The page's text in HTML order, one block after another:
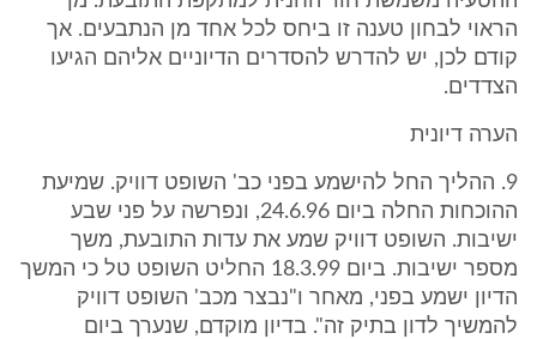
הראוי לבחון טענה זו ביחס לכל אחד מן הנתבעים. אך
קודם לכן, יש להדרש להסדרים הדיוניים אליהם הגיעו
הצדדים.
הערה דיונית
9. ההליך החל להישמע בפני כב' השופט דוויק. שמיעת
ההוכחות החלה ביום 24.6.96, ונפרשה על פני שבע
ישיבות. השופט דוויק שמע את עדות התובעת, משך
מספר ישיבות. ביום 18.3.99 החליט השופט טל כי המשך
הדיון ישמע בפני, מאחר ו"נבצר מכב' השופט דוויק
להמשיך לדון בתיק זה". בדיון מוקדם, שנערך ביום